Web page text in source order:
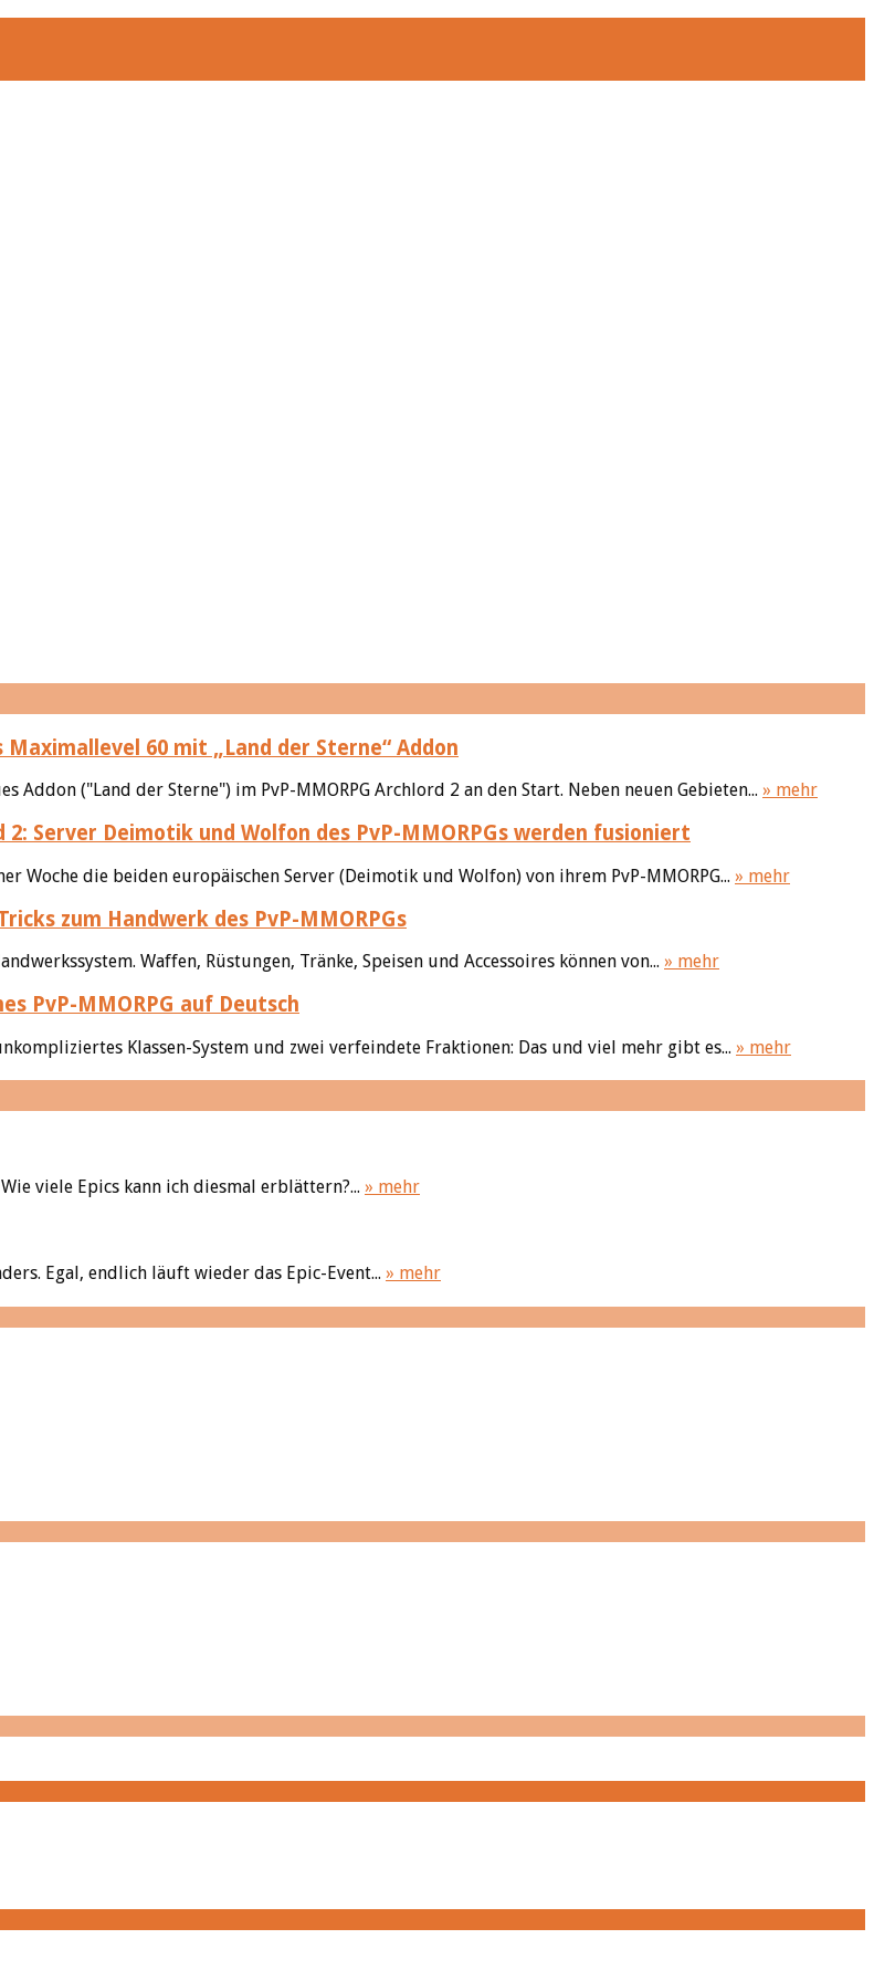
Maximallevel 60 mit „Land der Sterne“ Addon
Addon ("Land der Sterne") im PvP-MMORPG Archlord 2 an den Start. Neben neuen Gebieten... » mehr
2: Server Deimotik und Wolfon des PvP-MMORPGs werden fusioniert
die beiden europäischen Server (Deimotik und Wolfon) von ihrem PvP-MMORPG... » mehr
zum Handwerk des PvP-MMORPGs
Waffen, Rüstungen, Tränke, Speisen und Accessoires können von... » mehr
PvP-MMORPG auf Deutsch
Klassen-System und zwei verfeindete Fraktionen: Das und viel mehr gibt es... » mehr
viele Epics kann ich diesmal erblättern?... » mehr
Egal, endlich läuft wieder das Epic-Event... » mehr